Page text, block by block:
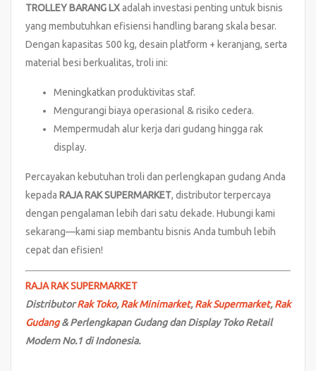
TROLLEY BARANG LXadalah investasi penting untuk bisnis
yang membutuhkan efisiensi handling barang skala besar.
Dengan kapasitas 500 kg, desain platform + keranjang, serta
material besi berkualitas, troli ini:
Meningkatkan produktivitas staf.
Mengurangi biaya operasional & risiko cedera.
Mempermudah alur kerja dari gudang hingga rak
display.
Percayakan kebutuhan troli dan perlengkapan gudang Anda
kepada RAJA RAK SUPERMARKET, distributor terpercaya
dengan pengalaman lebih dari satu dekade. Hubungi kami
sekarang—kami siap membantu bisnis Anda tumbuh lebih
cepat dan efisien!
RAJA RAK SUPERMARKET
DistributorRak Toko,Rak Minimarket,Rak Supermarket,Rak
Gudang& Perlengkapan Gudang dan Display Toko Retail
Modern No.1 di Indonesia.